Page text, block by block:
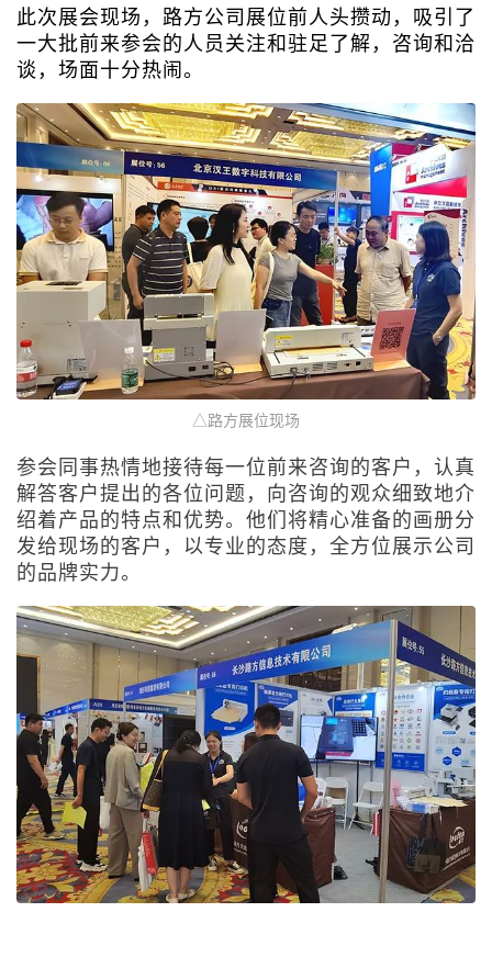
此次展会现场，路方公司展位前人头攒动，吸引了
一大批前来参会的人员关注和驻足了解，咨询和洽
谈，场面十分热闹。
△路方展位现场
参会同事热情地接待每一位前来咨询的客户，认真
解答客户提出的各位问题，向咨询的观众细致地介
绍着产品的特点和优势。他们将精心准备的画册分
发给现场的客户，以专业的态度，全方位展示公司
的品牌实力。